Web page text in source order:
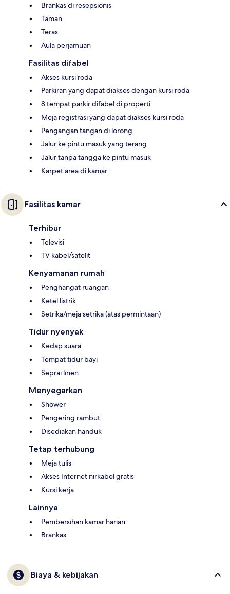
Brankas di resepsionis
Taman
Teras
Aula perjamuan
Fasilitas difabel
Akses kursi roda
Parkiran yang dapat diakses dengan kursi roda
8 tempat parkir difabel di properti
Meja registrasi yang dapat diakses kursi roda
Pengangan tangan di lorong
Jalur ke pintu masuk yang terang
Jalur tanpa tangga ke pintu masuk
Karpet area di kamar
Fasilitas kamar
Terhibur
Televisi
TV kabel/satelit
Kenyamanan rumah
Penghangat ruangan
Ketel listrik
Setrika/meja setrika (atas permintaan)
Tidur nyenyak
Kedap suara
Tempat tidur bayi
Seprai linen
Menyegarkan
Shower
Pengering rambut
Disediakan handuk
Tetap terhubung
Meja tulis
Akses Internet nirkabel gratis
Kursi kerja
Lainnya
Pembersihan kamar harian
Brankas
Biaya & kebijakan